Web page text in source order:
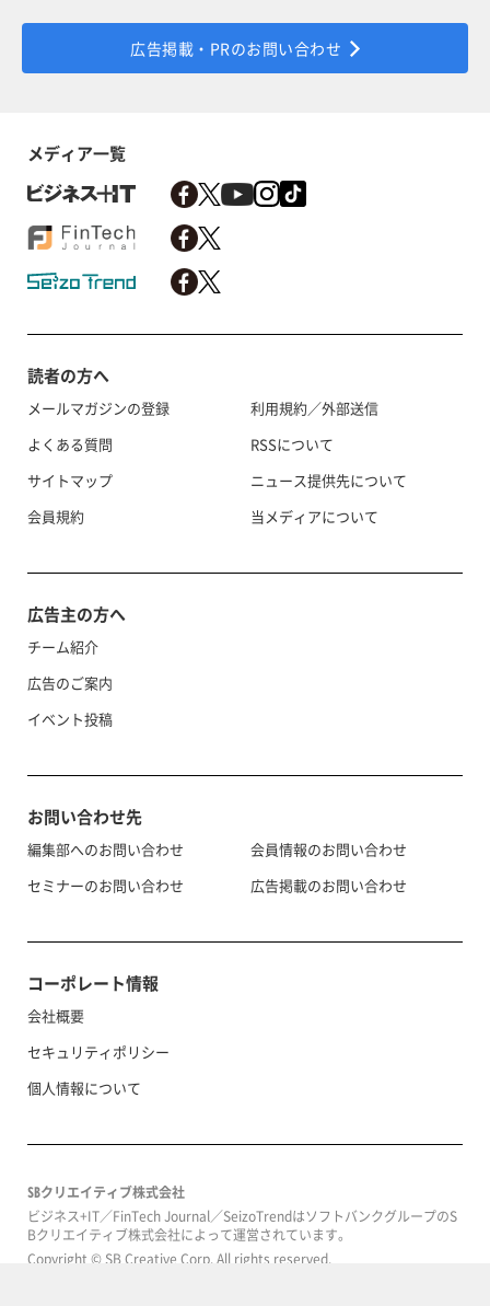
広告掲載・PRのお問い合わせ
メディア一覧
読者の方へ
メールマガジンの登録
よくある質問
サイトマップ
会員規約
利用規約／外部送信
RSSについて
ニュース提供先について
当メディアについて
広告主の方へ
チーム紹介
広告のご案内
イベント投稿
お問い合わせ先
編集部へのお問い合わせ
セミナーのお問い合わせ
会員情報のお問い合わせ
広告掲載のお問い合わせ
コーポレート情報
会社概要
セキュリティポリシー
個人情報について
SBクリエイティブ株式会社
ビジネス+IT／FinTech Journal／SeizoTrendはソフトバンクグループのS
Bクリエイティブ株式会社によって運営されています。
Copyright © SB Creative Corp. All rights reserved.